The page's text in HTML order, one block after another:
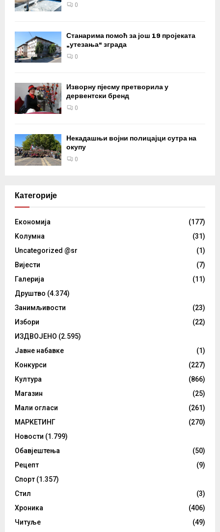
0
Станарима помоћ за још 19 пројеката
„утезања“ зграда
0
Изворну пјесму претворила у
дервентски бренд
0
Некадашњи војни полицајци сутра на
окупу
0
Категорије
Eкономија
(177)
Kолумнa
(31)
Uncategorized @sr
(1)
Вијести
(7)
Галерија
(11)
Друштво (4.374)
Занимљивости
(23)
Избори
(22)
ИЗДВОЈЕНО (2.595)
Јавне набавке
(1)
Конкурси
(227)
Култура
(866)
Магазин
(25)
Мали огласи
(261)
МАРКЕТИНГ
(270)
Новости (1.799)
Обавјештења
(50)
Рецепт
(9)
Спорт (1.357)
Стил
(3)
Хроника
(406)
Читуље
(49)